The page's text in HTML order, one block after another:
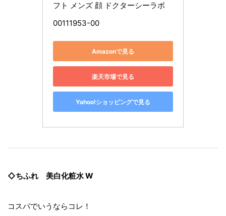
フト メンズ 顔 ドクターシーラボ
00111953-00
Amazonで見る
楽天市場で見る
Yahoo!ショッピングで見る
◇ちふれ 美白化粧水 W
コスパでいうならコレ！